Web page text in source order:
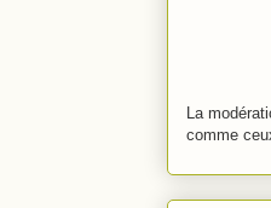
La
comme